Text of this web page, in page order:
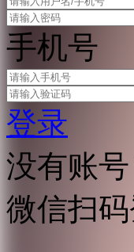
手机号
登录
没有账号
微信扫